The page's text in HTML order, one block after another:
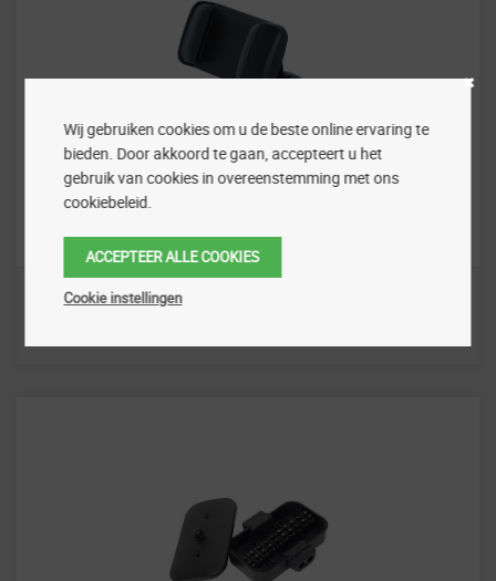
Carpoint
CP Univers telefoonhouder klem armen
Wij gebruiken cookies om u de beste online ervaring te
bieden. Door akkoord te gaan, accepteert u het
gebruik van cookies in overeenstemming met ons
cookiebeleid.
ACCEPTEER ALLE COOKIES
Cookie instellingen